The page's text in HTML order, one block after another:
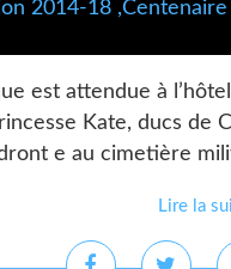
est attendue à
Kate, ducs de
e au cimetière
Lire la